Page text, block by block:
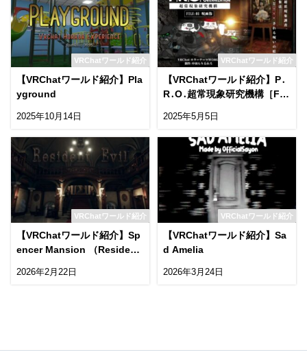
VRChatワールド紹介
【VRChatワールド紹介】Pla
yground
2025年10月14日
VRChatワールド紹介
【VRChatワールド紹介】P․
R․O․超常現象研究機構［FIL
2025年5月5日
VRChatワールド紹介
【VRChatワールド紹介】Sp
encer Mansion （Resident
2026年2月22日
VRChatワールド紹介
【VRChatワールド紹介】Sa
d Amelia
2026年3月24日